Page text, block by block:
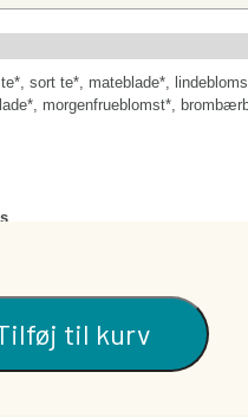
FRUGTBARER
sort te*, mateblade*,
morgenfrueblomst*,
til kurv